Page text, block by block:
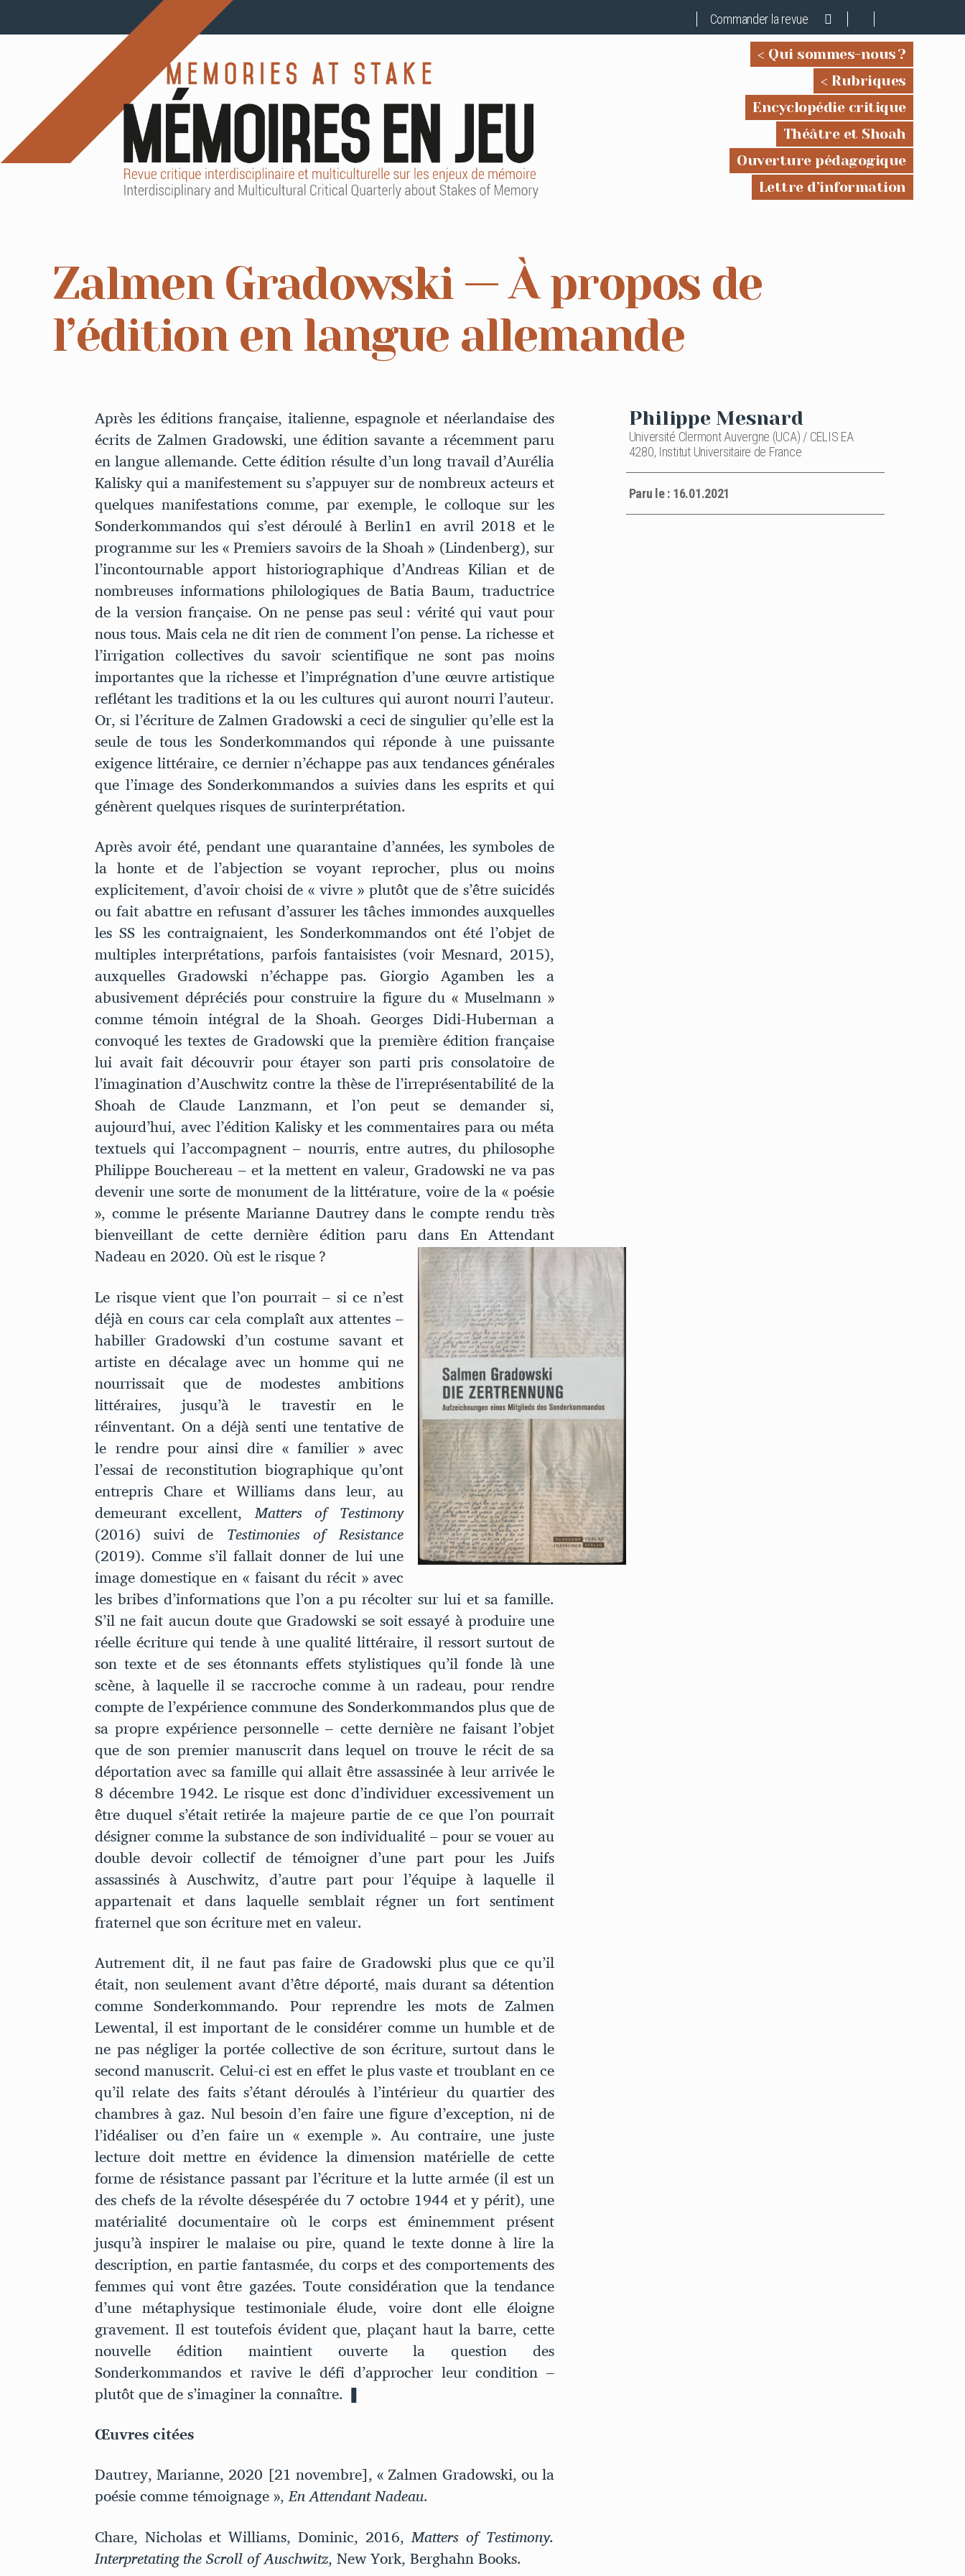
Commander la revue
Qui sommes-nous ?
Rubriques
Encyclopédie critique
Théâtre et Shoah
Ouverture pédagogique
Lettre d’information
Zalmen Gradowski — À propos de
l’édition en langue allemande
Philippe Mesnard
Université Clermont Auvergne (UCA) / CELIS EA
4280, Institut Universitaire de France
Paru le : 16.01.2021
Après les éditions française, italienne, espagnole et néerlandaise des
écrits de Zalmen Gradowski, une édition savante a récemment paru
en langue allemande. Cette édition résulte d’un long travail d’Aurélia
Kalisky qui a manifestement su s’appuyer sur de nombreux acteurs et
quelques manifestations comme, par exemple, le colloque sur les
Sonderkommandos qui s’est déroulé à Berlin1 en avril 2018 et le
programme sur les « Premiers savoirs de la Shoah » (Lindenberg), sur
l’incontournable apport historiographique d’Andreas Kilian et de
nombreuses informations philologiques de Batia Baum, traductrice
de la version française. On ne pense pas seul : vérité qui vaut pour
nous tous. Mais cela ne dit rien de comment l’on pense. La richesse et
l’irrigation collectives du savoir scientifique ne sont pas moins
importantes que la richesse et l’imprégnation d’une œuvre artistique
reflétant les traditions et la ou les cultures qui auront nourri l’auteur.
Or, si l’écriture de Zalmen Gradowski a ceci de singulier qu’elle est la
seule de tous les Sonderkommandos qui réponde à une puissante
exigence littéraire, ce dernier n’échappe pas aux tendances générales
que l’image des Sonderkommandos a suivies dans les esprits et qui
génèrent quelques risques de surinterprétation.
Après avoir été, pendant une quarantaine d’années, les symboles de
la honte et de l’abjection se voyant reprocher, plus ou moins
explicitement, d’avoir choisi de « vivre » plutôt que de s’être suicidés
ou fait abattre en refusant d’assurer les tâches immondes auxquelles
les SS les contraignaient, les Sonderkommandos ont été l’objet de
multiples interprétations, parfois fantaisistes (voir Mesnard, 2015),
auxquelles Gradowski n’échappe pas. Giorgio Agamben les a
abusivement dépréciés pour construire la figure du « Muselmann »
comme témoin intégral de la Shoah. Georges Didi-Huberman a
convoqué les textes de Gradowski que la première édition française
lui avait fait découvrir pour étayer son parti pris consolatoire de
l’imagination d’Auschwitz contre la thèse de l’irreprésentabilité de la
Shoah de Claude Lanzmann, et l’on peut se demander si,
aujourd’hui, avec l’édition Kalisky et les commentaires para ou méta
textuels qui l’accompagnent – nourris, entre autres, du philosophe
Philippe Bouchereau – et la mettent en valeur, Gradowski ne va pas
devenir une sorte de monument de la littérature, voire de la « poésie
», comme le présente Marianne Dautrey dans le compte rendu très
bienveillant de cette dernière édition paru dans En Attendant
Nadeau en 2020. Où est le risque ?
Le risque vient que l’on pourrait – si ce n’est
déjà en cours car cela complaît aux attentes –
habiller Gradowski d’un costume savant et
artiste en décalage avec un homme qui ne
nourrissait que de modestes ambitions
littéraires, jusqu’à le travestir en le
réinventant. On a déjà senti une tentative de
le rendre pour ainsi dire « familier » avec
l’essai de reconstitution biographique qu’ont
entrepris Chare et Williams dans leur, au
demeurant excellent,Matters of Testimony
(2016) suivi de Testimonies of Resistance
(2019). Comme s’il fallait donner de lui une
image domestique en « faisant du récit » avec
les bribes d’informations que l’on a pu récolter sur lui et sa famille.
S’il ne fait aucun doute que Gradowski se soit essayé à produire une
réelle écriture qui tende à une qualité littéraire, il ressort surtout de
son texte et de ses étonnants effets stylistiques qu’il fonde là une
scène, à laquelle il se raccroche comme à un radeau, pour rendre
compte de l’expérience commune des Sonderkommandos plus que de
sa propre expérience personnelle – cette dernière ne faisant l’objet
que de son premier manuscrit dans lequel on trouve le récit de sa
déportation avec sa famille qui allait être assassinée à leur arrivée le
8 décembre 1942. Le risque est donc d’individuer excessivement un
être duquel s’était retirée la majeure partie de ce que l’on pourrait
désigner comme la substance de son individualité – pour se vouer au
double devoir collectif de témoigner d’une part pour les Juifs
assassinés à Auschwitz, d’autre part pour l’équipe à laquelle il
appartenait et dans laquelle semblait régner un fort sentiment
fraternel que son écriture met en valeur.
Autrement dit, il ne faut pas faire de Gradowski plus que ce qu’il
était, non seulement avant d’être déporté, mais durant sa détention
comme Sonderkommando. Pour reprendre les mots de Zalmen
Lewental, il est important de le considérer comme un humble et de
ne pas négliger la portée collective de son écriture, surtout dans le
second manuscrit. Celui-ci est en effet le plus vaste et troublant en ce
qu’il relate des faits s’étant déroulés à l’intérieur du quartier des
chambres à gaz. Nul besoin d’en faire une figure d’exception, ni de
l’idéaliser ou d’en faire un « exemple ». Au contraire, une juste
lecture doit mettre en évidence la dimension matérielle de cette
forme de résistance passant par l’écriture et la lutte armée (il est un
des chefs de la révolte désespérée du 7 octobre 1944 et y périt), une
matérialité documentaire où le corps est éminemment présent
jusqu’à inspirer le malaise ou pire, quand le texte donne à lire la
description, en partie fantasmée, du corps et des comportements des
femmes qui vont être gazées. Toute considération que la tendance
d’une métaphysique testimoniale élude, voire dont elle éloigne
gravement. Il est toutefois évident que, plaçant haut la barre, cette
nouvelle édition maintient ouverte la question des
Sonderkommandos et ravive le défi d’approcher leur condition –
plutôt que de s’imaginer la connaître. ❚
Œuvres citées
Dautrey, Marianne, 2020 [21 novembre], « Zalmen Gradowski, ou la
poésie comme témoignage »,En Attendant Nadeau.
Chare, Nicholas et Williams, Dominic, 2016,Matters of Testimony.
Interpretating the Scroll of Auschwitz, New York, Berghahn Books.